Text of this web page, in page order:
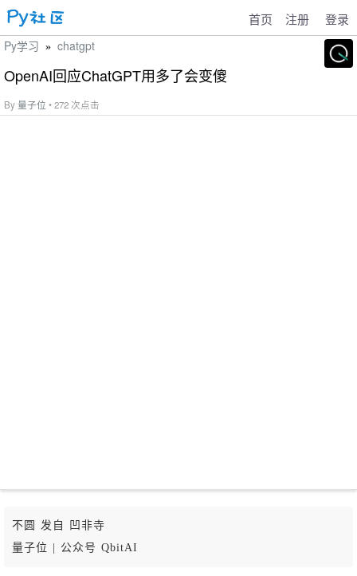
首页 注册 登录
Py学习 » chatgpt
OpenAI回应ChatGPT用多了会变傻
By量子位 • 272 次点击
不圆 发自 凹非寺
量子位 | 公众号 QbitAI